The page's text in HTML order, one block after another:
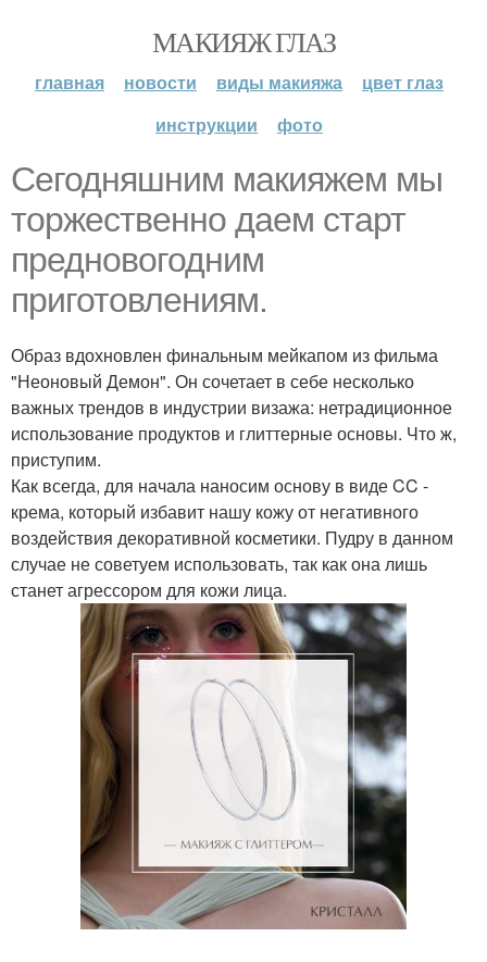
МАКИЯЖ ГЛАЗ
главная новости виды макияжа
цвет глаз
инструкции
фото
Сегодняшним макияжем мы
торжественно даем старт
предновогодним
приготовлениям.
Образ вдохновлен финальным мейкапом из фильма
"Неоновый Демон". Он сочетает в себе несколько
важных трендов в индустрии визажа: нетрадиционное
использование продуктов и глиттерные основы. Что ж,
приступим.
Как всегда, для начала наносим основу в виде CC -
крема, который избавит нашу кожу от негативного
воздействия декоративной косметики. Пудру в данном
случае не советуем использовать, так как она лишь
станет агрессором для кожи лица.